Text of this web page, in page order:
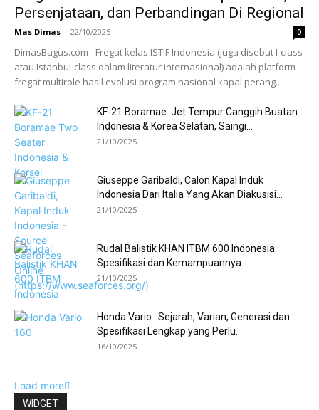
Persenjataan, dan Perbandingan Di Regional
Mas Dimas - 22/10/2025 0
DimasBagus.com - Fregat kelas ISTIF Indonesia (juga disebut I-class
atau Istanbul-class dalam literatur internasional) adalah platform
fregat multirole hasil evolusi program nasional kapal perang...
KF-21 Boramae: Jet Tempur Canggih Buatan
Indonesia & Korea Selatan, Saingi...
21/10/2025
Giuseppe Garibaldi, Calon Kapal Induk
Indonesia Dari Italia Yang Akan Diakusisi...
21/10/2025
Rudal Balistik KHAN ITBM 600 Indonesia:
Spesifikasi dan Kemampuannya
21/10/2025
Honda Vario : Sejarah, Varian, Generasi dan
Spesifikasi Lengkap yang Perlu...
16/10/2025
Load more
WIDGET